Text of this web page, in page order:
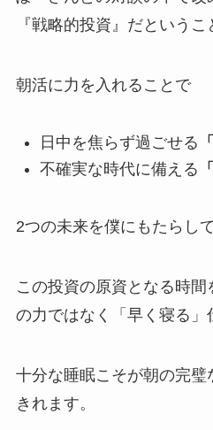
『戦略的投資』だというこ
朝活に力を入れることで
日中を焦らず過ごせる
不確実な時代に備える
2つの未来を僕にもたらし
この投資の原資となる時
の力ではなく「早く寝る」
十分な睡眠こそが朝の完
きれます。